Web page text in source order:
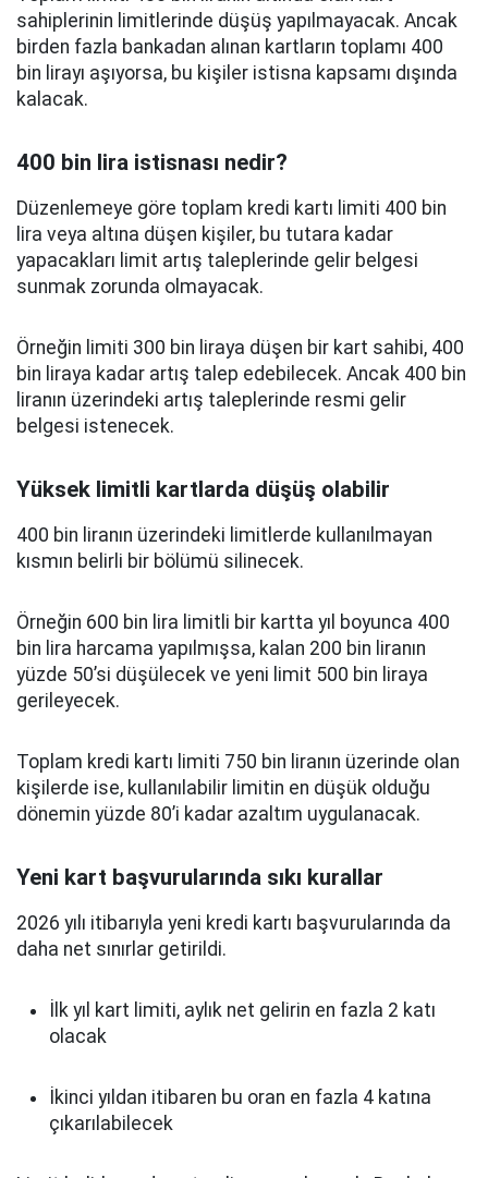
sahiplerinin limitlerinde düşüş yapılmayacak. Ancak
birden fazla bankadan alınan kartların toplamı 400
bin lirayı aşıyorsa, bu kişiler istisna kapsamı dışında
kalacak.
400 bin lira istisnası nedir?
Düzenlemeye göre toplam kredi kartı limiti 400 bin
lira veya altına düşen kişiler, bu tutara kadar
yapacakları limit artış taleplerinde gelir belgesi
sunmak zorunda olmayacak.
Örneğin limiti 300 bin liraya düşen bir kart sahibi, 400
bin liraya kadar artış talep edebilecek. Ancak 400 bin
liranın üzerindeki artış taleplerinde resmi gelir
belgesi istenecek.
Yüksek limitli kartlarda düşüş olabilir
400 bin liranın üzerindeki limitlerde kullanılmayan
kısmın belirli bir bölümü silinecek.
Örneğin 600 bin lira limitli bir kartta yıl boyunca 400
bin lira harcama yapılmışsa, kalan 200 bin liranın
yüzde 50’si düşülecek ve yeni limit 500 bin liraya
gerileyecek.
Toplam kredi kartı limiti 750 bin liranın üzerinde olan
kişilerde ise, kullanılabilir limitin en düşük olduğu
dönemin yüzde 80’i kadar azaltım uygulanacak.
Yeni kart başvurularında sıkı kurallar
2026 yılı itibarıyla yeni kredi kartı başvurularında da
daha net sınırlar getirildi.
İlk yıl kart limiti, aylık net gelirin en fazla 2 katı
olacak
İkinci yıldan itibaren bu oran en fazla 4 katına
çıkarılabilecek